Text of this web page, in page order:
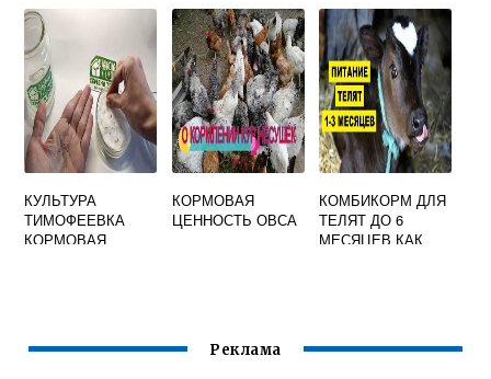
УДОБРЕНИЯ
ОБЛАСТИ И
МОСКВЕ, ФОТО,
ЦЕНЫ
КУЛЬТУРА
ТИМОФЕЕВКА
КОРМОВАЯ
КОРМОВАЯ
ЦЕННОСТЬ ОВСА
КОМБИКОРМ ДЛЯ
ТЕЛЯТ ДО 6
МЕСЯЦЕВ КАК
Реклама